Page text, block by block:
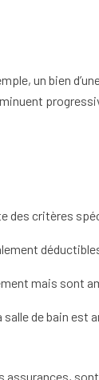
un bien
critères
mais sont
de bain est
assurances,